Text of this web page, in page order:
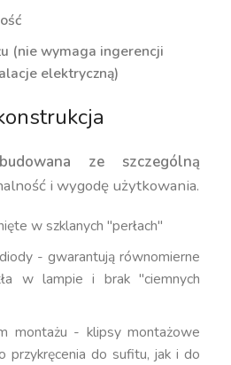
(nie wymaga ingerencji
elektryczną)
ze szczególną
i wygodę użytkowania.
w szklanych "perłach"
- gwarantują równomierne
w lampie i brak "ciemnych
montażu - klipsy montażowe
przykręcenia do sufitu, jak i do